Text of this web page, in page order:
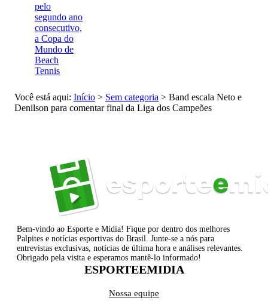
pelo
segundo ano
consecutivo,
a Copa do
Mundo de
Beach
Tennis
Você está aqui: Início > Sem categoria > Band escala Neto e
Denilson para comentar final da Liga dos Campeões
Bem-vindo ao Esporte e Mídia! Fique por dentro dos melhores
Palpites e notícias esportivas do Brasil. Junte-se a nós para
entrevistas exclusivas, notícias de última hora e análises relevantes.
Obrigado pela visita e esperamos mantê-lo informado!
ESPORTEEMIDIA
Nossa equipe